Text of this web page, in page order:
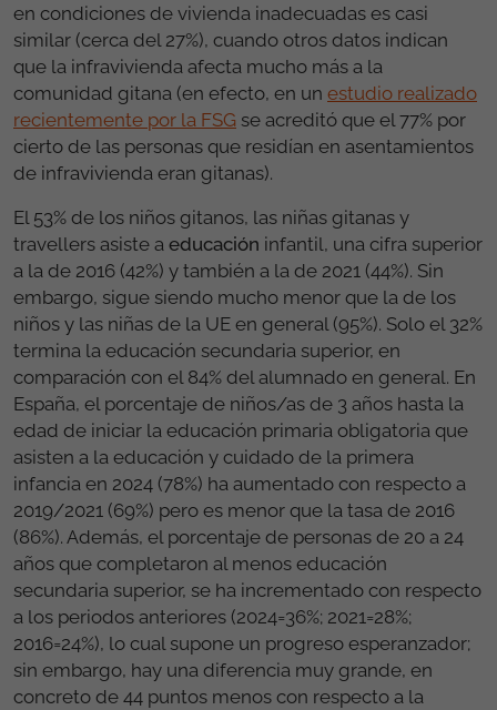
en condiciones de vivienda inadecuadas es casi
similar (cerca del 27%), cuando otros datos indican
que la infravivienda afecta mucho más a la
comunidad gitana (en efecto, en un estudio realizado
recientemente por la FSG se acreditó que el 77% por
cierto de las personas que residían en asentamientos
de infravivienda eran gitanas).
El 53% de los niños gitanos, las niñas gitanas y
travellers asiste a educación infantil, una cifra superior
a la de 2016 (42%) y también a la de 2021 (44%). Sin
embargo, sigue siendo mucho menor que la de los
niños y las niñas de la UE en general (95%). Solo el 32%
termina la educación secundaria superior, en
comparación con el 84% del alumnado en general. En
España, el porcentaje de niños/as de 3 años hasta la
edad de iniciar la educación primaria obligatoria que
asisten a la educación y cuidado de la primera
infancia en 2024 (78%) ha aumentado con respecto a
2019/2021 (69%) pero es menor que la tasa de 2016
(86%). Además, el porcentaje de personas de 20 a 24
años que completaron al menos educación
secundaria superior, se ha incrementado con respecto
a los periodos anteriores (2024=36%; 2021=28%;
2016=24%), lo cual supone un progreso esperanzador;
sin embargo, hay una diferencia muy grande, en
concreto de 44 puntos menos con respecto a la